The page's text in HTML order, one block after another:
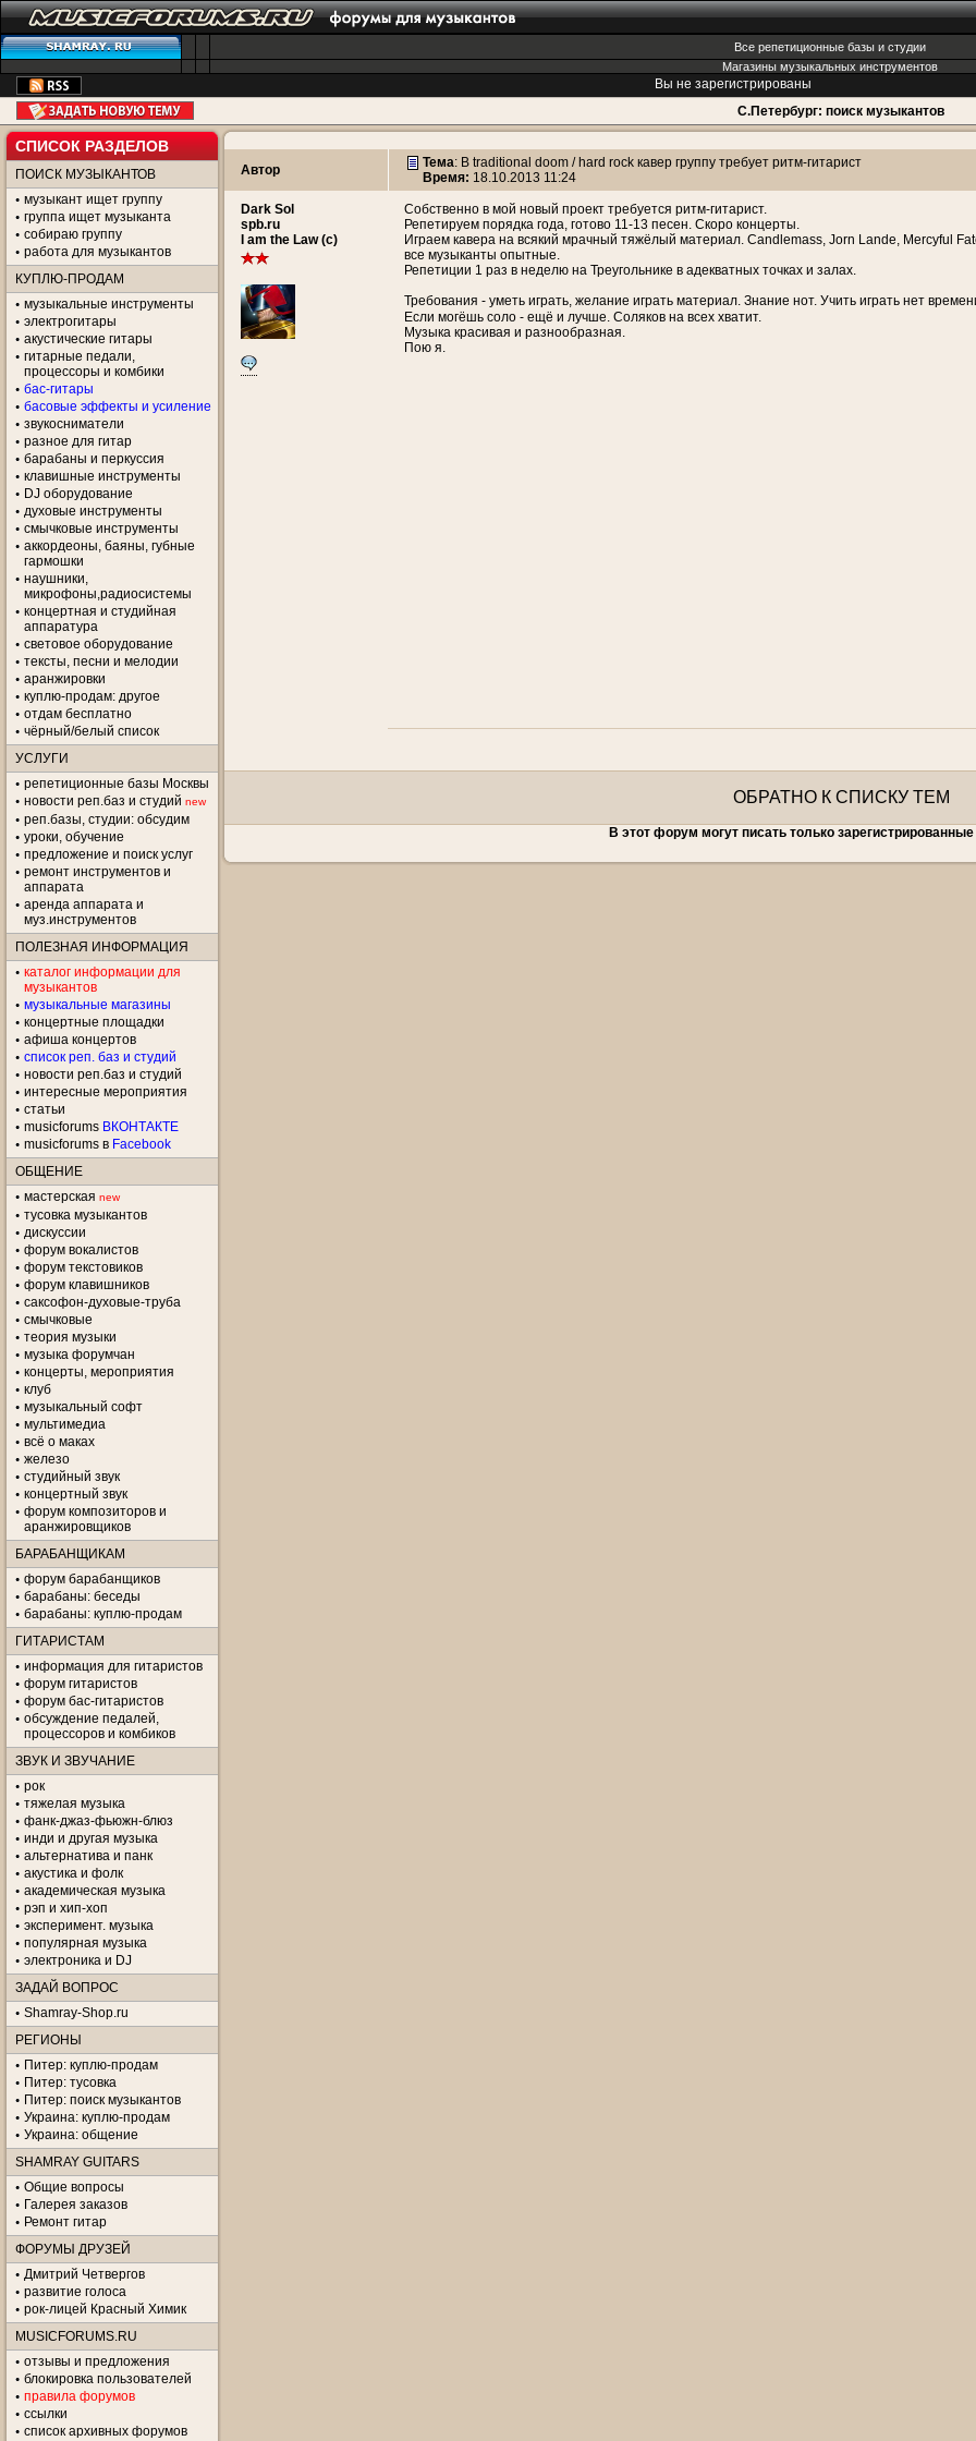
Все репетиционные базы и студии
Магазины музыкальных инструментов
Вы не зарегистрированы
С.Петербург: поиск музыкантов
СПИСОК РАЗДЕЛОВ
ПОИСК МУЗЫКАНТОВ
музыкант ищет группу
группа ищет музыканта
собираю группу
работа для музыкантов
КУПЛЮ-ПРОДАМ
музыкальные инструменты
электрогитары
акустические гитары
гитарные педали,
процессоры и комбики
бас-гитары
басовые эффекты и усиление
звукосниматели
разное для гитар
барабаны и перкуссия
клавишные инструменты
DJ оборудование
духовые инструменты
смычковые инструменты
аккордеоны, баяны, губные
гармошки
наушники,
микрофоны,радиосистемы
концертная и студийная
аппаратура
световое оборудование
тексты, песни и мелодии
аранжировки
куплю-продам: другое
отдам бесплатно
чёрный/белый список
УСЛУГИ
репетиционные базы Москвы
новости реп.баз и студий new
реп.базы, студии: обсудим
уроки, обучение
предложение и поиск услуг
ремонт инструментов и
аппарата
аренда аппарата и
муз.инструментов
ПОЛЕЗНАЯ ИНФОРМАЦИЯ
каталог информации для
музыкантов
музыкальные магазины
концертные площадки
aфиша концертов
список реп. баз и студий
новости реп.баз и студий
интересные мероприятия
статьи
musicforums ВКОНТАКТЕ
musicforums в Facebook
ОБЩЕНИЕ
мастерская new
тусовка музыкантов
дискуссии
форум вокалистов
форум текстовиков
форум клавишников
саксофон-духовые-труба
смычковые
теория музыки
музыка форумчан
концерты, мероприятия
клуб
музыкальный софт
мультимедиа
всё о маках
железо
студийный звук
концертный звук
форум композиторов и
аранжировщиков
БАРАБАНЩИКАМ
форум барабанщиков
барабаны: беседы
барабаны: куплю-продам
ГИТАРИСТАМ
информация для гитаристов
форум гитаристов
форум бас-гитаристов
обсуждение педалей,
процессоров и комбиков
ЗВУК И ЗВУЧАНИЕ
рок
тяжелая музыка
фанк-джаз-фьюжн-блюз
инди и другая музыка
альтернатива и панк
акустика и фолк
академическая музыка
рэп и хип-хоп
эксперимент. музыка
популярная музыка
электроника и DJ
ЗАДАЙ ВОПРОС
Shamray-Shop.ru
РЕГИОНЫ
Питер: куплю-продам
Питер: тусовка
Питер: поиск музыкантов
Украина: куплю-продам
Украина: общение
SHAMRAY GUITARS
Общие вопросы
Галерея заказов
Ремонт гитар
ФОРУМЫ ДРУЗЕЙ
Дмитрий Четвергов
развитие голоса
рок-лицей Красный Химик
MUSICFORUMS.RU
отзывы и предложения
блокировка пользователей
правила форумов
ссылки
список архивных форумов
Автор Тема: В traditional doom / hard rock кавер группу требует ритм-гитарист
Время: 18.10.2013 11:24
Dark Sol
spb.ru
I am the Law (c)
Собственно в мой новый проект требуется ритм-гитарист.
Репетируем порядка года, готово 11-13 песен. Скоро концерты.
Играем кавера на всякий мрачный тяжёлый материал. Candlemass, Jorn Lande, Mercyful
все музыканты опытные.
Репетиции 1 раз в неделю на Треугольнике в адекватных точках и залах.
Требования - уметь играть, желание играть материал. Знание нот. Учить играть нет
Если могёшь соло - ещё и лучше. Соляков на всех хватит.
Музыка красивая и разнообразная.
Пою я.
ОБРАТНО К СПИСКУ ТЕМ
В этот форум могут писать только